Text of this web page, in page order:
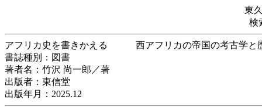
東
検
アフリカ史を書きかえる 西アフリカの帝国
書誌種別：図書
著者名：竹沢 尚一郎／著
出版者：東信堂
出版年月：2025.12